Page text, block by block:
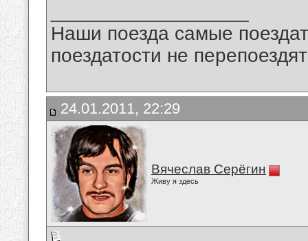
Наши поезда самые
поездатости не
24.01.2011, 22:29
Вячеслав Серёгин
Живу я здесь